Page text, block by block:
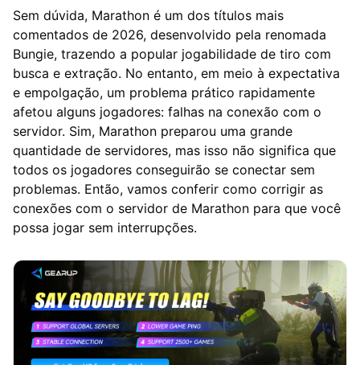
Sem dúvida, Marathon é um dos títulos mais
comentados de 2026, desenvolvido pela renomada
Bungie, trazendo a popular jogabilidade de tiro com
busca e extração. No entanto, em meio à expectativa
e empolgação, um problema prático rapidamente
afetou alguns jogadores: falhas na conexão com o
servidor. Sim, Marathon preparou uma grande
quantidade de servidores, mas isso não significa que
todos os jogadores conseguirão se conectar sem
problemas. Então, vamos conferir como corrigir as
conexões com o servidor de Marathon para que você
possa jogar sem interrupções.